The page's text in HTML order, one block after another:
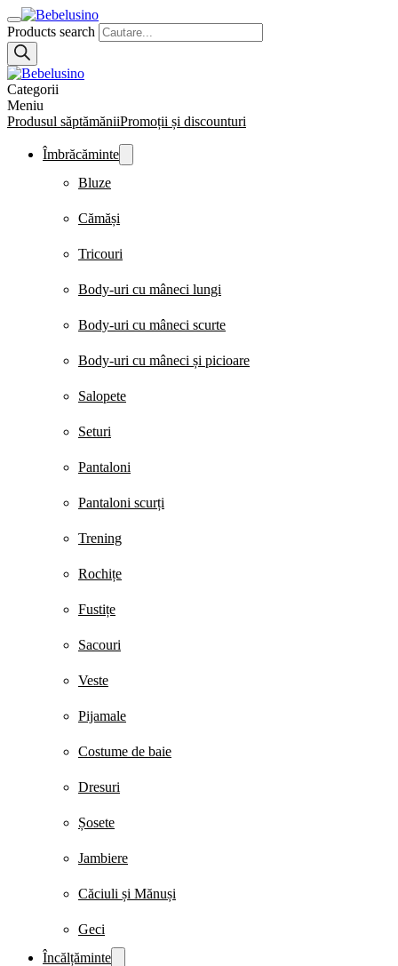
Products search
Categorii
Meniu
Produsul săptămăniiPromoții și discounturi
Îmbrăcăminte
Bluze
Cămăși
Tricouri
Body-uri cu mâneci lungi
Body-uri cu mâneci scurte
Body-uri cu mâneci și picioare
Salopete
Seturi
Pantaloni
Pantaloni scurți
Trening
Rochițe
Fustițe
Sacouri
Veste
Pijamale
Costume de baie
Dresuri
Șosete
Jambiere
Căciuli și Mănuși
Geci
Încălțăminte